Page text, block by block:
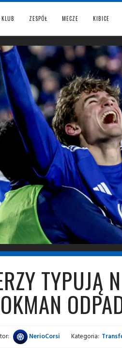
KLUB ZESPÓŁ MECZE KIBICE
TYPUJĄ
NerioCorsi Kategoria: